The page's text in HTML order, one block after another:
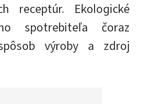
receptúr. Ekologické
spotrebiteľa čoraz
výroby a zdroj